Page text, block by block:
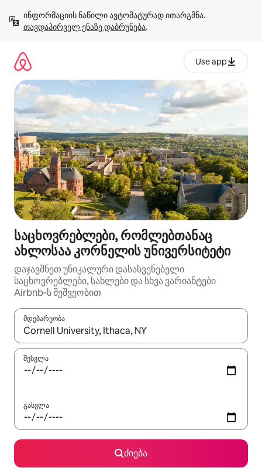
გადასვლა
თავდაპირველ ენაზე დაბრუნება.
Use app
საცხოვრებლები, რომლებთანაც
ახლოსაა კორნელის უნივერსიტეტი
დაჯავშნეთ უნიკალური დასასვენებელი
საცხოვრებლები, სახლები და სხვა ვარიანტები
Airbnb‑ს მეშვეობით
მდებარეობა
როცა შედეგები ხელმისაწვდომი გახდება, ნავიგაციისთვის
შესვლა
გასვლა
ძიება